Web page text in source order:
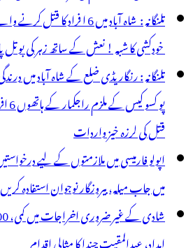
تلنگانہ : شاہ آباد میں 6 ا
خودکشی کا شبہ ! نعش کے ساتھ زہر کی بوتل
تلنگانہ : رنگاریڈی ضلع کے شاہ آباد میں
قتل کی لرزہ خیز واردات
میں جاب میلہ، بیروزگار نوجوان استفادہ کریں
امداد، عبدالمقیت چندا کا مثالی اقدام